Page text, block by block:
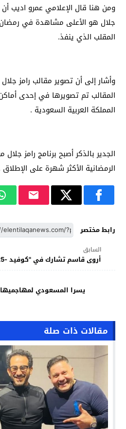
ومن هنا قال الإعلامي عمرو اديب أن
جلال هو الأعلى مشاهدة في
المقلب الذي ينفذ.
وأشار إلى أن تصوير مقالب رامز
المقالب تم تصويرها في إحدى
المملكة العربية السعودية .
الجدير بالذكر أصبح برنامج رامز
الرمضانية الأكثر شهرة على الإطلاق
رابط مختصر
السابق
أروى قاسم تشارك في "كوفيد -25" مع يوسف الشريف
يسرا المسعودي
مقالات ذات صلة